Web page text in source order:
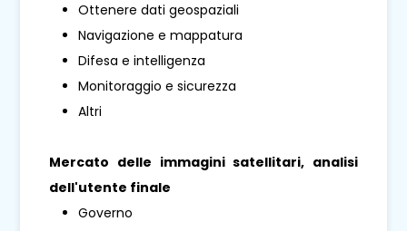
Ottenere dati geospaziali
Navigazione e mappatura
Difesa e intelligenza
Monitoraggio e sicurezza
Altri
Mercato delle immagini satellitari, analisi
dell'utente finale
Governo